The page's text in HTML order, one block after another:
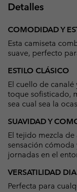
Detalles
COMODIDAD Y
Esta camiseta
suave, perfecto
ESTILO CLÁSICO
El cuello de
toque sofisticado,
sea cual sea la
SUAVIDAD Y
El tejido mezcla
sensación
jornadas en el
VERSATILIDAD
Perfecta para